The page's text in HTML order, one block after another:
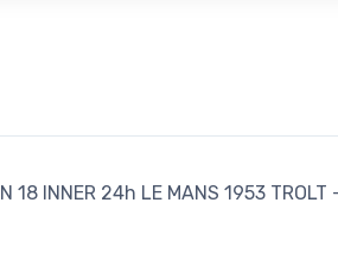
18 INNER 24h LE MANS 1953